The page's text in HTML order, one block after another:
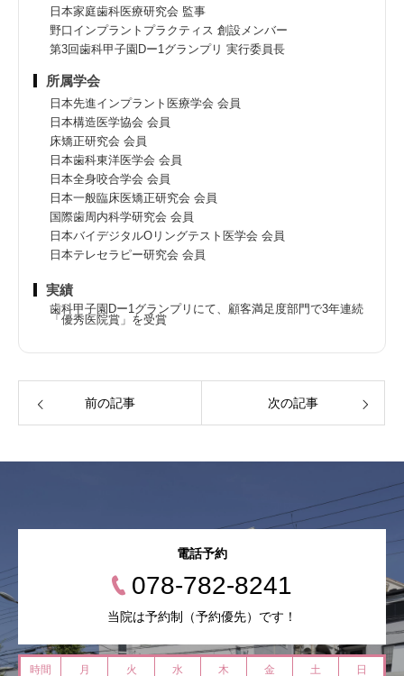
日本家庭歯科医療研究会 監事
野口インプラントプラクティス 創設メンバー
第3回歯科甲子園Dー1グランプリ 実行委員長
所属学会
日本先進インプラント医療学会 会員
日本構造医学協会 会員
床矯正研究会 会員
日本歯科東洋医学会 会員
日本全身咬合学会 会員
日本一般臨床医矯正研究会 会員
国際歯周内科学研究会 会員
日本バイデジタルOリングテスト医学会 会員
日本テレセラピー研究会 会員
実績
歯科甲子園Dー1グランプリにて、顧客満足度部門で3年連続
「優秀医院賞」を受賞
前の記事 次の記事
電話予約
078-782-8241
当院は予約制（予約優先）です！
時間 月 火 水 木 金 土 日